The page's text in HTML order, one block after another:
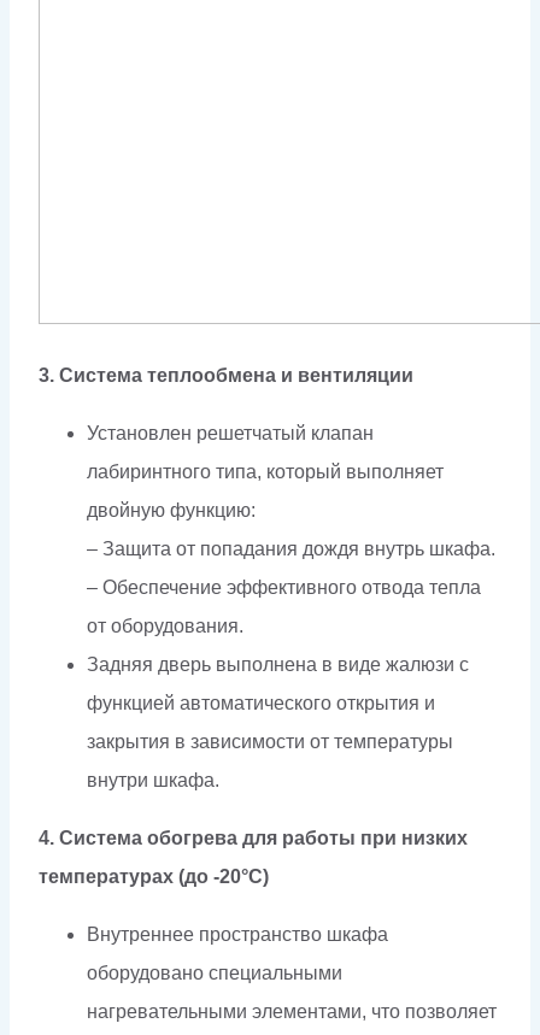
3. Система теплообмена и вентиляции
Установлен решетчатый клапан
лабиринтного типа, который выполняет
двойную функцию:
– Защита от попадания дождя внутрь шкафа.
– Обеспечение эффективного отвода тепла
от оборудования.
Задняя дверь выполнена в виде жалюзи с
функцией автоматического открытия и
закрытия в зависимости от температуры
внутри шкафа.
4. Система обогрева для работы при низких
температурах (до -20°C)
Внутреннее пространство шкафа
оборудовано специальными
нагревательными элементами, что позволяет